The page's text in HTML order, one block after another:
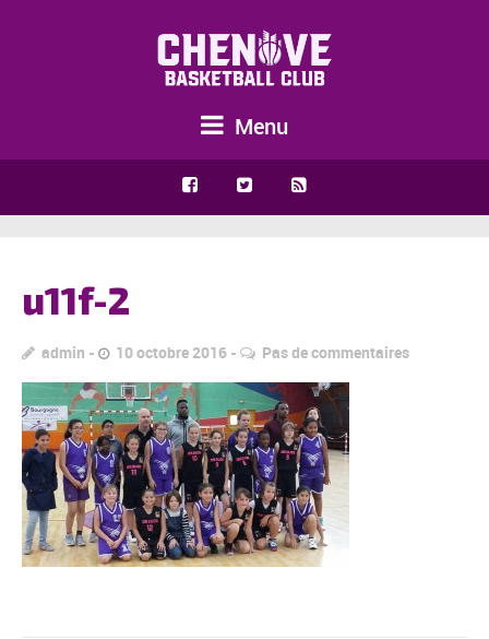
Menu
u11f-2
admin 10 octobre 2016 Pas de commentaires